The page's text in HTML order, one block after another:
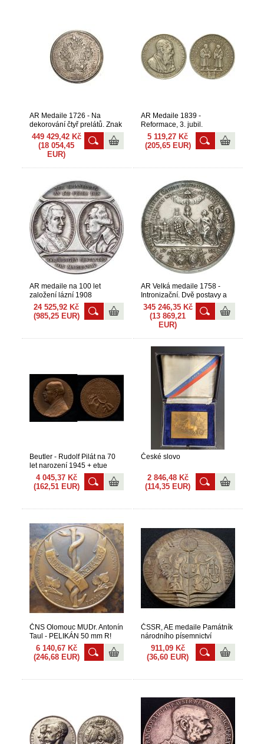
AR Medaile 1726 - Na
dekorování čtyř prelátů. Znak
mezi dvěmi posttavami,
andělé nesou klobouk / 5
znaků, dvojitý opis. Ag 68 mm
(93,85 g) RR!
449 429,42 Kč
(18 054,45
EUR)
AR Medaile 1839 -
Reformace, 3. jubil.
náboženská slavnost 6.
června
5 119,27 Kč
(205,65 EUR)
AR medaile na 100 let
založení lázní 1908
24 525,92 Kč
(985,25 EUR)
AR Velká medaile 1758 -
Intronizační. Dvě postavy a
moravská orlice v krajině, v
pozadí Olomouc a Svatý
Kopeček, v ex. znaky, opis /
16-řádkový nápis. Ag 51 mm
(43,54)R!
345 246,35 Kč
(13 869,21
EUR)
Beutler - Rudolf Pilát na 70
let narození 1945 + etue
4 045,37 Kč
(162,51 EUR)
České slovo
2 846,48 Kč
(114,35 EUR)
ČNS Olomouc MUDr. Antonín
Taul - PELIKÁN 50 mm R!
6 140,67 Kč
(246,68 EUR)
ČSSR, AE medaile Památník
národního písemnictví
911,09 Kč
(36,60 EUR)